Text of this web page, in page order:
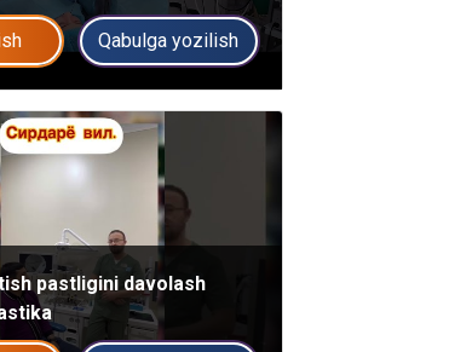
Qabulga yozilish
pastligini davolash